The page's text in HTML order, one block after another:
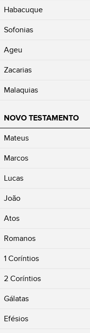
Habacuque
Sofonias
Ageu
Zacarias
Malaquias
NOVO TESTAMENTO
Mateus
Marcos
Lucas
João
Atos
Romanos
1 Coríntios
2 Coríntios
Gálatas
Efésios